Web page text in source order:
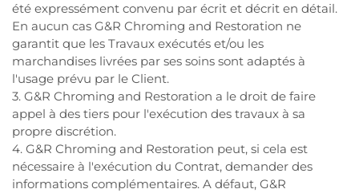
été expressément convenu par écrit et décrit en détail.
En aucun cas G&R Chroming and Restoration ne
garantit que les Travaux exécutés et/ou les
marchandises livrées par ses soins sont adaptés à
l'usage prévu par le Client.
3. G&R Chroming and Restoration a le droit de faire
appel à des tiers pour l'exécution des travaux à sa
propre discrétion.
4. G&R Chroming and Restoration peut, si cela est
nécessaire à l'exécution du Contrat, demander des
informations complémentaires. A défaut, G&R